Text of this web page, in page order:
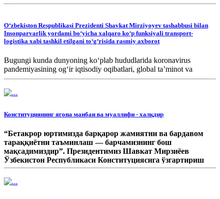
Oʻzbekiston Respublikasi Prezidenti Shavkat Mirziyoyev tashabbusi bilan
Insonparvarlik yordami boʻyicha xalqaro koʻp funksiyali transport-
logistika xabi tashkil etilgani toʻgʻrisida rasmiy axborot
Bugungi kunda dunyoning ko‘plab hududlarida koronavirus
pandemiyasining og‘ir iqtisodiy oqibatlari, global ta’minot va
logistika zanjirlarining uzilishi hamda halokatli iqlim o‘zgarishi
tufayli insonparvarlik inqirozi tahdidi kuchaymoqda.
Конституциянинг ягона манбаи ва муаллифи - халқдир
“Бетакрор юртимизда барқарор жамиятни ва бардавом
тараққиётни таъминлаш — барчамизнинг бош
мақсадимиздир”. Президентимиз Шавкат Мирзиёев
Ўзбекистон Республикаси Конституциясига ўзгартириш
киритиш ва ташкилий чора-тадбирларни амалга ошириш
юзасидан Конституциявий комиссия аъзолари билан куни
кеча, 20 июнда бўлиб ўтган учрашувда худди шундай деб